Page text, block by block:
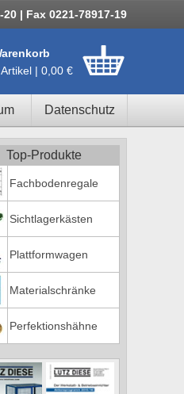
| Fax 0221-78917-19
| 0,00 €
Datenschutz
Top-Produkte
Fachbodenregale
Sichtlagerkästen
Plattformwagen
Materialschränke
Perfektionshähne